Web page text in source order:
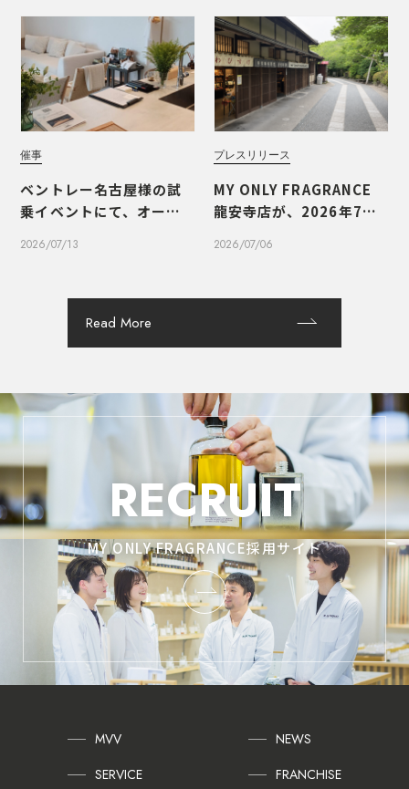
催事
ベントレー名古屋様の試
乗イベントにて、オーダー
ークショップを実施しま
2026/07/13
プレスリリース
MY ONLY FRAGRANCE
龍安寺店が、2026年7月1
します
2026/07/06
Read More
RECRUIT
MY ONLY FRAGRANCE採用サイト
MVV
SERVICE
NEWS
FRANCHISE